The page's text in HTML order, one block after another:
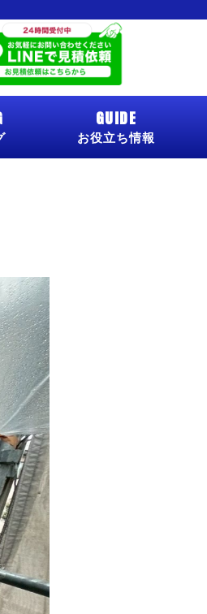
GUIDE
お役立ち情報